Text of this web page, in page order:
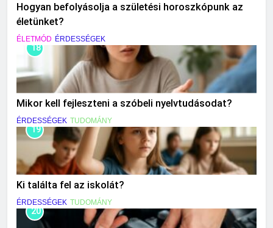
Hogyan befolyásolja a születési horoszkópunk az
életünket?
ÉLETMÓD ÉRDESSÉGEK
18
Mikor kell fejleszteni a szóbeli nyelvtudásodat?
ÉRDESSÉGEK TUDOMÁNY
19
Ki találta fel az iskolát?
ÉRDESSÉGEK TUDOMÁNY
20